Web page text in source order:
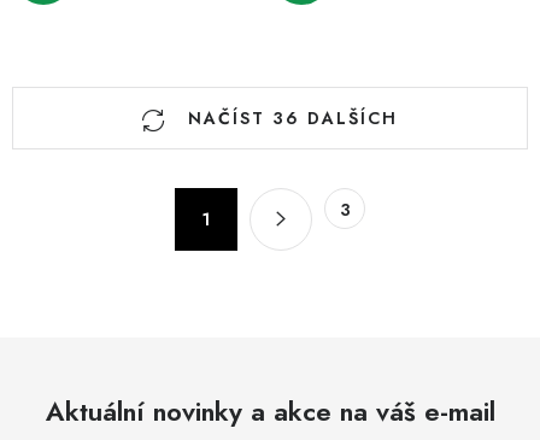
O
NAČÍST 36 DALŠÍCH
1 3
Aktuální novinky a akce na váš e-mail